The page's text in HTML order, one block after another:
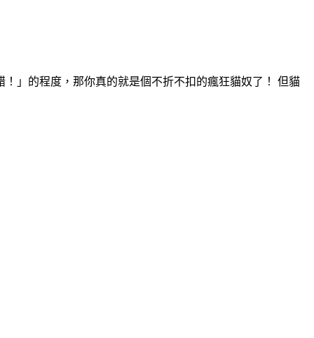
」的程度，那你真的就是個不折不扣的瘋狂貓奴了！ 但貓